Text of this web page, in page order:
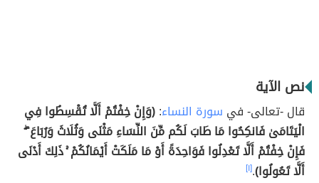
نص الآية
قال -تعالى- في سورة النساء:(وَإِنْ خِفْتُمْ أَلَّا تُقْسِطُوا فِي
الْيَتَامَىٰ فَانكِحُوا مَا طَابَ لَكُم مِّنَ النِّسَاءِ مَثْنَى وَثُلَاثَ وَرُبَاعَ ۖ
فَإِنْ خِفْتُمْ أَلَّا تَعْدِلُوا فَوَاحِدَةً أَوْ مَا مَلَكَتْ أَيْمَانُكُمْ ۚ ذَلِكَ أَدْنَى
أَلَّا تَعُولُوا).[١]